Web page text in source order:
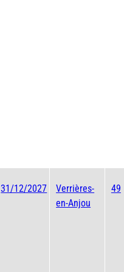
31/12/2027
Verrières-
en-Anjou
49